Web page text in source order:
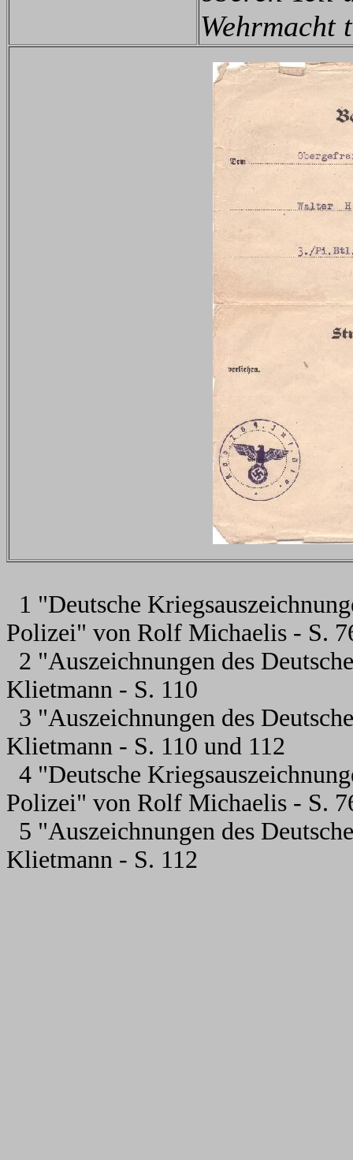
Wehrmacht
1 "Deutsche
Polizei" von Rolf Michaelis - S.
2 "Auszeichnungen des
Klietmann - S. 110
3 "Auszeichnungen des
Klietmann - S. 110 und 112
4 "Deutsche
Polizei" von Rolf Michaelis - S.
5 "Auszeichnungen des
Klietmann - S. 112